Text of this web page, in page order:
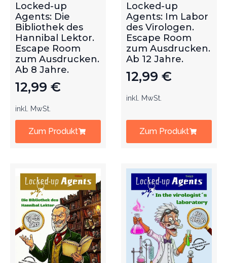
Locked-up
Agents: Die
Bibliothek des
Hannibal Lektor.
Escape Room
zum Ausdrucken.
Ab 8 Jahre.
12,99 €
inkl. MwSt.
Zum Produkt
Locked-up
Agents: Im Labor
des Virologen.
Escape Room
zum Ausdrucken.
Ab 12 Jahre.
12,99 €
inkl. MwSt.
Zum Produkt